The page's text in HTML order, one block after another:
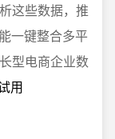
这些数据，推
一键整合多平
型电商企业数
用